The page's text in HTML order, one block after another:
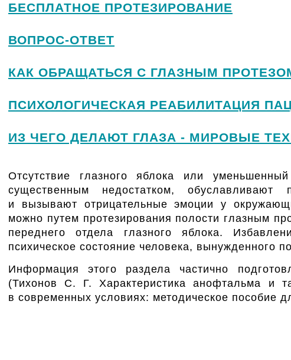
БЕСПЛАТНОЕ ПРОТЕЗИРОВАНИЕ
ВОПРОС-ОТВЕТ
КАК ОБРАЩАТЬСЯ С ГЛАЗНЫМ
ПСИХОЛОГИЧЕСКАЯ РЕАБИЛИТАЦИЯ
ИЗ ЧЕГО ДЕЛАЮТ ГЛАЗА - МИРОВЫЕ
Отсутствие глазного яблока или
существенным недостатком, обуславливают
и вызывают отрицательные эмоции у
можно путем протезирования полости глазным
переднего отдела глазного яблока.
психическое состояние человека, вынужденного
Информация этого раздела частично
(Тихонов С. Г. Характеристика анофтальма и
в современных условиях: методическое пособие